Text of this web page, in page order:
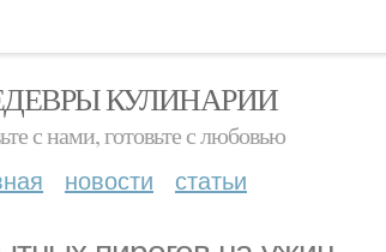
КУЛИНАРИИ
с нами, готовьте с любовью
новости статьи